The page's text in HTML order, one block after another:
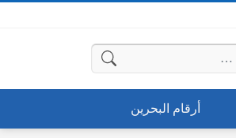
أرقام البحرين